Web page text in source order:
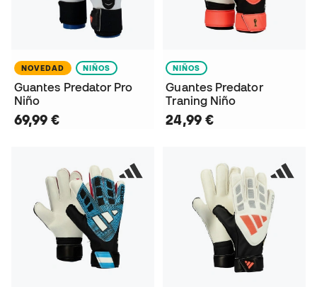
NOVEDAD NIÑOS
Guantes Predator Pro
Niño
69,99 €
NIÑOS
Guantes Predator
Traning Niño
24,99 €